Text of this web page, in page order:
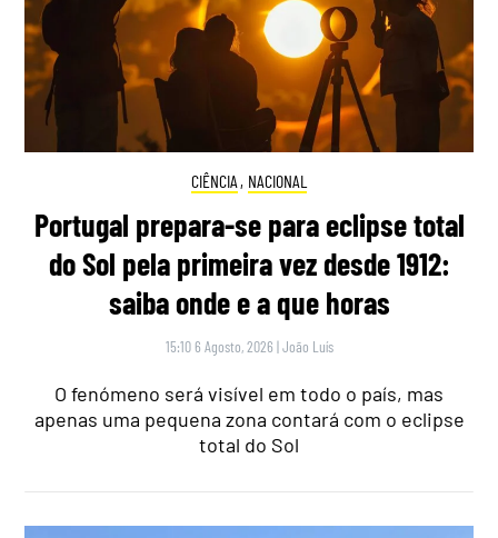
CIÊNCIA , NACIONAL
Portugal prepara-se para eclipse total
do Sol pela primeira vez desde 1912:
saiba onde e a que horas
15:10 6 Agosto, 2026 |João Luís
O fenómeno será visível em todo o país, mas
apenas uma pequena zona contará com o eclipse
total do Sol